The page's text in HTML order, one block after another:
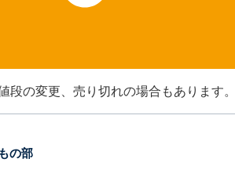
の変更、売り切れの場合もあります。
の部